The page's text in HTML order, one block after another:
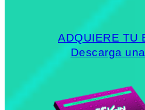
ADQUIERE TU
Descarga